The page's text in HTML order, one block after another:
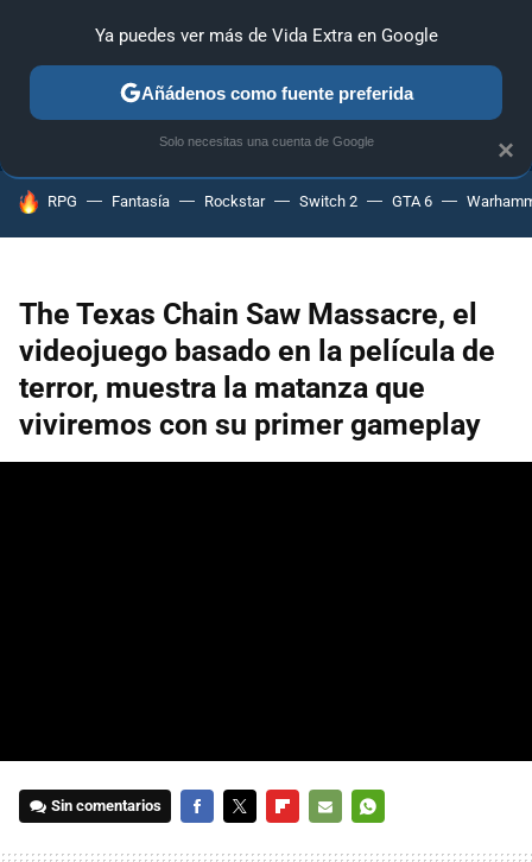
ANÁLISIS GUÍAS Y TRUCOS PC SONY NINTENDO
HOY SE HABLA DE
RPG Fantasía Rockstar Switch 2 GTA 6
The Texas Chain Saw Massacre, el
videojuego basado en la película de
terror, muestra la matanza que
viviremos con su primer gameplay
Sin comentarios
×
Ya puedes ver más de Vida Extra en Google
Añádenos como fuente preferida
Solo necesitas una cuenta de Google